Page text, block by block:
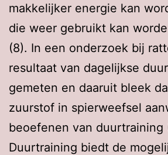
makkelijker energie kan
die weer gebruikt kan
(8). In een onderzoek bij
resultaat van dagelijkse
gemeten en daaruit bleek
zuurstof in spierweefsel
beoefenen van duurtraining
Duurtraining biedt de